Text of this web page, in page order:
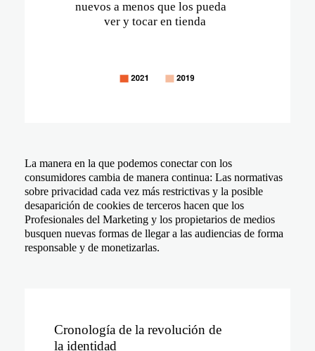
La manera en la que podemos conectar con los
consumidores cambia de manera continua: Las normativas
sobre privacidad cada vez más restrictivas y la posible
desaparición de cookies de terceros hacen que los
Profesionales del Marketing y los propietarios de medios
busquen nuevas formas de llegar a las audiencias de forma
responsable y de monetizarlas.